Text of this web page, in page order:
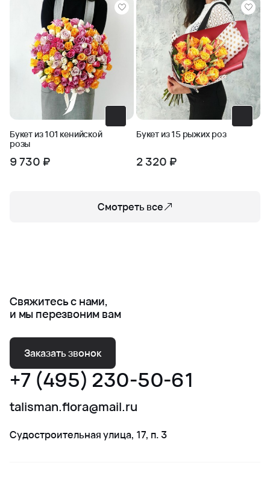
Букет из 101 кенийской
розы
9 730 ₽
Букет из 15 рыжих роз
2 320 ₽
Смотреть все
Свяжитесь с нами,
и мы перезвоним вам
Заказать звонок
+7 (495) 230-50-61
talisman.flora@mail.ru
Судостроительная улица, 17, п. 3